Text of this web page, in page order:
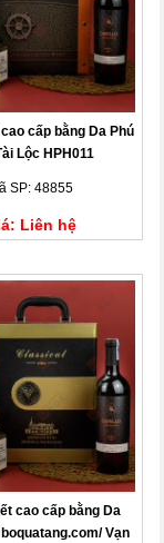
cấp bằng Da Phú
Lộc HPH011
SP: 48855
Liên hệ
cao cấp bằng Da
Vạn